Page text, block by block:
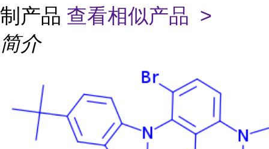
制产品 查看相似产品 >
简介